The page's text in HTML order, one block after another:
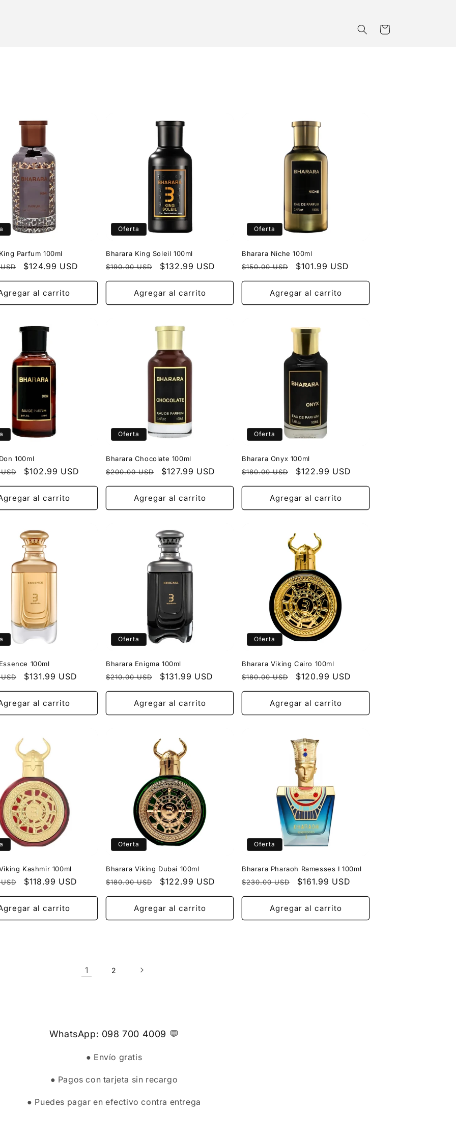
Carrito
Parfum 100ml
Precio
de
oferta
$124.99 USD
al carrito
Oferta
Bharara King Soleil 100ml
Precio
habitual
$190.00 USD
Precio
de
oferta
$132.99 USD
Agregar al carrito
Oferta
Bharara Niche 100ml
Precio
habitual
$150.00 USD
Precio
de
oferta
$101.99 USD
Agregar al carrito
100ml
Precio
de
oferta
$102.99 USD
al carrito
Oferta
Bharara Chocolate 100ml
Precio
habitual
$200.00 USD
Precio
de
oferta
$127.99 USD
Agregar al carrito
Oferta
Bharara Onyx 100ml
Precio
habitual
$180.00 USD
Precio
de
oferta
$122.99 USD
Agregar al carrito
100ml
Precio
de
oferta
$131.99 USD
al carrito
Oferta
Bharara Enigma 100ml
Precio
habitual
$210.00 USD
Precio
de
oferta
$131.99 USD
Agregar al carrito
Oferta
Bharara Viking Cairo 100ml
Precio
habitual
$180.00 USD
Precio
de
oferta
$120.99 USD
Agregar al carrito
Kashmir 100ml
Precio
de
oferta
$118.99 USD
al carrito
Oferta
Bharara Viking Dubai 100ml
Precio
habitual
$180.00 USD
Precio
de
oferta
$122.99 USD
Agregar al carrito
Oferta
Bharara Pharaoh Ramesses I 100ml
Precio
habitual
$230.00 USD
Precio
de
oferta
$161.99 USD
Agregar al carrito
1 2
WhatsApp: 098 700 4009 💬
● Envío gratis
● Pagos con tarjeta sin recargo
● Puedes pagar en efectivo contra entrega